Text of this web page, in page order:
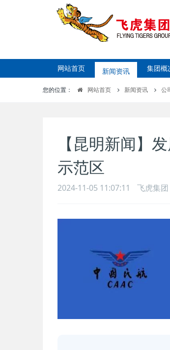
网站首页 新闻资讯 集团概
您的位置： 网站首页 新闻资讯 公
【昆明新闻】
示范区
2024-11-05 11:07:11 飞虎集团